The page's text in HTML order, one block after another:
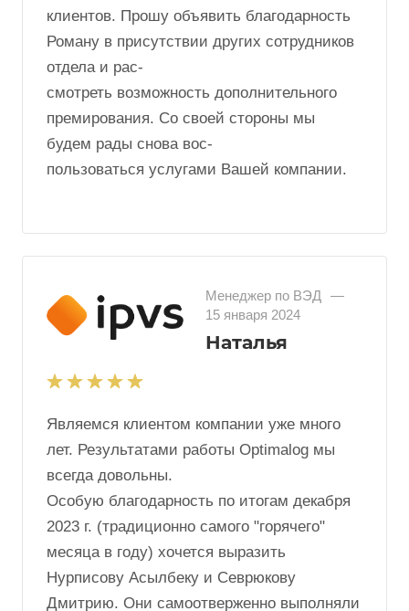
отлично знаю, что такое работа с
клиентами. Считаю,
что Роман Костюк является собой
примером того, каким должен быть
менеджер по сопровождению
клиентов. Прошу объявить благодарность
Роману в присутствии других сотрудников
премирования. Со своей стороны мы
пользоваться услугами Вашей компании.
15 января 2024
Наталья
Являемся клиентом компании уже много
лет. Результатами работы Optimalog мы
всегда довольны.